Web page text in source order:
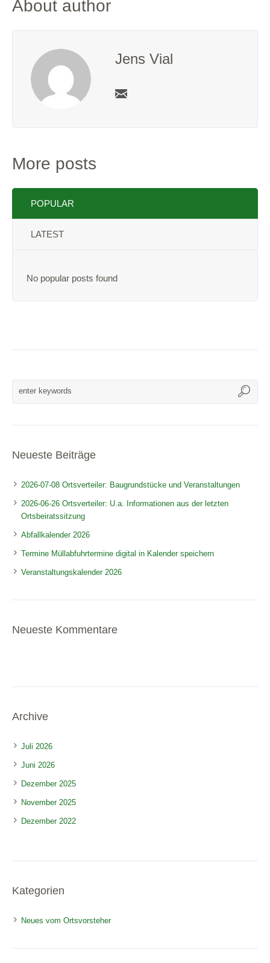
About author
Jens Vial
More posts
POPULAR
LATEST
No popular posts found
Neueste Beiträge
2026-07-08 Ortsverteiler: Baugrundstücke und Veranstaltungen
2026-06-26 Ortsverteiler: U.a. Informationen aus der letzten
Ortsbeiratssitzung
Abfallkalender 2026
Termine Müllabfuhrtermine digital in Kalender speichern
Veranstaltungskalender 2026
Neueste Kommentare
Archive
Juli 2026
Juni 2026
Dezember 2025
November 2025
Dezember 2022
Kategorien
Neues vom Ortsvorsteher